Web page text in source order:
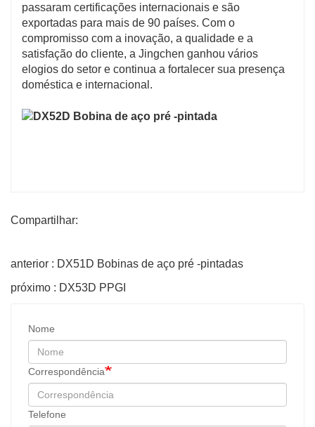
passaram certificações internacionais e são
exportadas para mais de 90 países. Com o
compromisso com a inovação, a qualidade e a
satisfação do cliente, a Jingchen ganhou vários
elogios do setor e continua a fortalecer sua presença
doméstica e internacional.
Compartilhar:
anterior : DX51D Bobinas de aço pré -pintadas
próximo : DX53D PPGI
Nome
Correspondência
Telefone